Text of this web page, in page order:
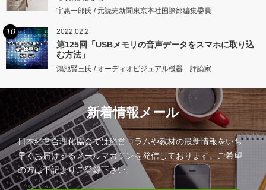
宇惠一郎氏 / 元読売新聞東京本社国際部編集委員
10 2022.02.2
第125回「USBメモリの音声データをスマホに取り込
む方法」
鴻池賢三氏 / オーディオビジュアル機器 評論家
新着情報メール
日本経営合理化協会では経営コラムや教材の最新情報をいち
早くお届けするメールマガジンを発信しております。ご希望
の方は下記よりご登録下さい。